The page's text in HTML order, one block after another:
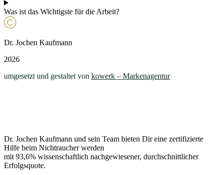
Was ist das Wichtigste für die Arbeit?
Dr. Jochen Kaufmann
2026
umgesetzt und gestaltet von kowerk – Markenagentur
Dr. Jochen Kaufmann und sein Team bieten Dir eine zertifizierte
Hilfe beim Nichtraucher werden
mit 93,6% wissenschaftlich nachgewiesener, durchschnittlicher
Erfolgsquote.